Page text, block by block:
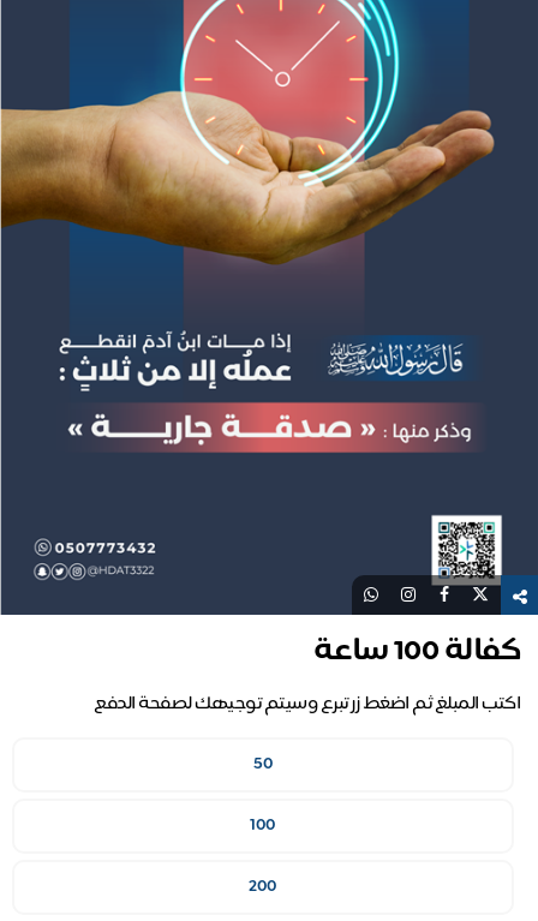
كفالة 100 ساعة
اكتب المبلغ ثم اضغط زر تبرع وسيتم توجيهك لصفحة الدفع
50
100
200